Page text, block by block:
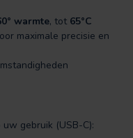
warmte, tot 65°C
maximale precisie en
gebruik (USB-C):